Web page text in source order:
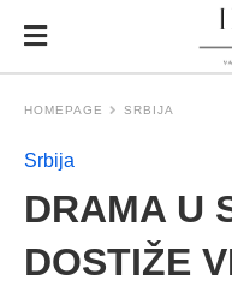
HOMEPAGE SRBIJA
Srbija
DRAMA U
DOSTIŽE